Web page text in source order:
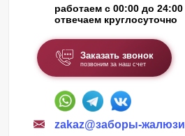
работаем с 00:00 до 24:00
отвечаем круглосуточно
Заказать звонок
позвоним за наш счет
zakaz@заборы-